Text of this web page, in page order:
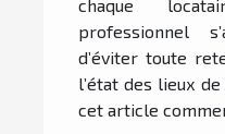
chaque
professionnel
d’éviter toute
l’état des lieux
cet article